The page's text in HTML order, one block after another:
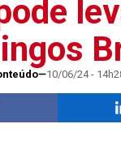
10/06/24 -